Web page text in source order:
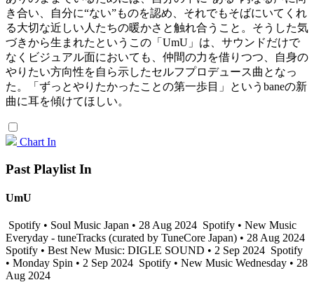
き合い、自分に“ない”ものを認め、それでもそばにいてくれ
る大切な近しい人たちの暖かさと触れ合うこと。そうした気
づきから生まれたというこの「UmU」は、サウンドだけで
なくビジュアル面においても、仲間の力を借りつつ、自身の
やりたい方向性を自ら示したセルフプロデュース曲となっ
た。「ずっとやりたかったことの第一歩目」というbaneの新
曲に耳を傾けてほしい。
Chart In
Past Playlist In
UmU
Spotify • Soul Music Japan • 28 Aug 2024 Spotify • New Music
Everyday - tuneTracks (curated by TuneCore Japan) • 28 Aug 2024
Spotify • Best New Music: DIGLE SOUND • 2 Sep 2024 Spotify
• Monday Spin • 2 Sep 2024 Spotify • New Music Wednesday • 28
Aug 2024